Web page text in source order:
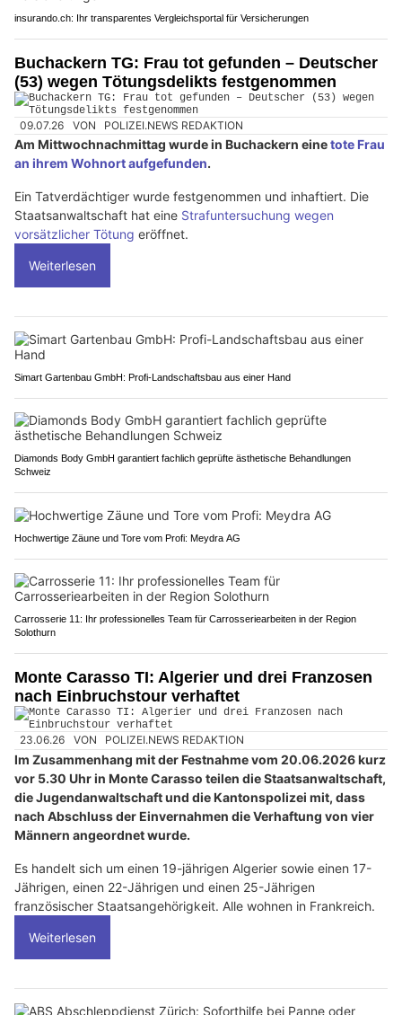
insurando.ch: Ihr transparentes Vergleichsportal für Versicherungen
Buchackern TG: Frau tot gefunden – Deutscher
(53) wegen Tötungsdelikts festgenommen
09.07.26 VON POLIZEI.NEWS REDAKTION
Am Mittwochnachmittag wurde in Buchackern einetote Frau
an ihrem Wohnort aufgefunden.
Ein Tatverdächtiger wurde festgenommen und inhaftiert. Die
Staatsanwaltschaft hat eine Strafuntersuchung wegen
vorsätzlicher Tötung eröffnet.
Weiterlesen
Simart Gartenbau GmbH: Profi-Landschaftsbau aus einer Hand
Diamonds Body GmbH garantiert fachlich geprüfte ästhetische Behandlungen
Schweiz
Hochwertige Zäune und Tore vom Profi: Meydra AG
Carrosserie 11: Ihr professionelles Team für Carrosseriearbeiten in der Region
Solothurn
Monte Carasso TI: Algerier und drei Franzosen
nach Einbruchstour verhaftet
23.06.26 VON POLIZEI.NEWS REDAKTION
Im Zusammenhang mit der Festnahme vom 20.06.2026 kurz
vor 5.30 Uhr in Monte Carasso teilen die Staatsanwaltschaft,
die Jugendanwaltschaft und die Kantonspolizei mit, dass
nach Abschluss der Einvernahmen die Verhaftung von vier
Männern angeordnet wurde.
Es handelt sich um einen 19-jährigen Algerier sowie einen 17-
Jährigen, einen 22-Jährigen und einen 25-Jährigen
französischer Staatsangehörigkeit. Alle wohnen in Frankreich.
Weiterlesen